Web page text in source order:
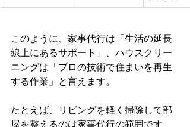
このように、家事代行は「生活の延長
線上にあるサポート」、ハウスクリー
ニングは「プロの技術で住まいを再生
する作業」と言えます。
たとえば、リビングを軽く掃除して部
屋を整えるのは家事代行の範囲です